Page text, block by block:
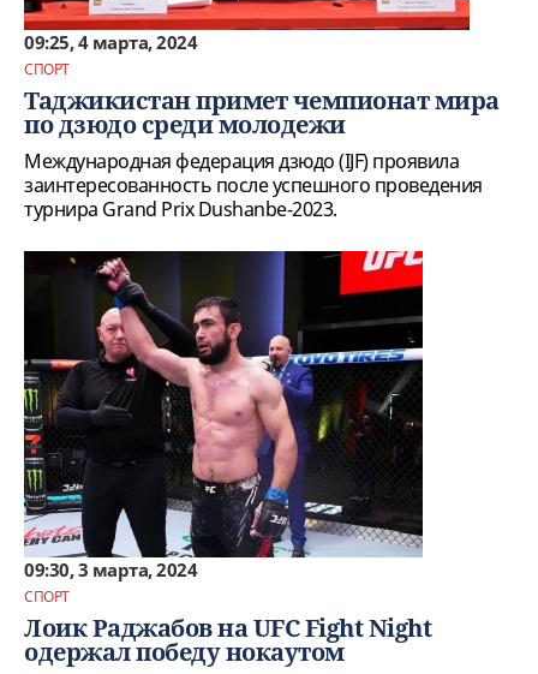
09:25, 4 марта, 2024
СПОРТ
Таджикистан примет чемпионат мира
по дзюдо среди молодежи
Международная федерация дзюдо (IJF) проявила
заинтересованность после успешного проведения
турнира Grand Prix Dushanbe-2023.
09:30, 3 марта, 2024
СПОРТ
Лоик Раджабов на UFC Fight Night
одержал победу нокаутом